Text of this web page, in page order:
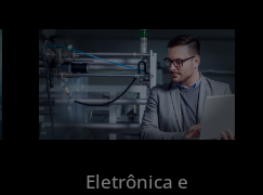
Eletrônica e